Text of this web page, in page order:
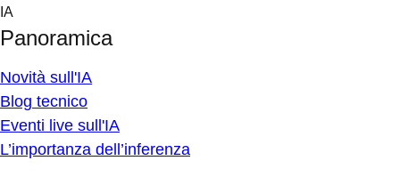
Skip
content
IA
Panoramica
Novità sull'IA
Blog tecnico
Eventi live sull'IA
L’importanza dell’inferenza